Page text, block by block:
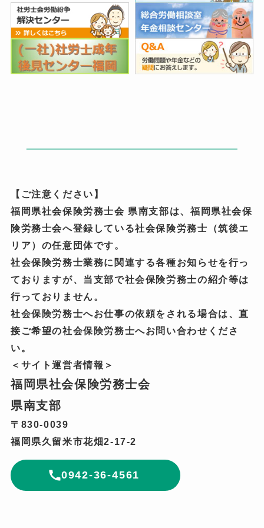
【ご注意ください】
福岡県社会保険労務士会 県南支部は、福岡県社会保
険労務士会へ登録している社会保険労務士（筑後エ
リア）の任意団体です。
社会保険労務士業務に関連する各種お知らせを行っ
ておりますが、当支部で社会保険労務士の紹介等は
行っておりません。
社会保険労務士へお仕事の依頼をされる場合は、直
接ご希望の社会保険労務士へお問い合わせくださ
い。
＜サイト運営者情報＞
福岡県社会保険労務士会
県南支部
〒830-0039
福岡県久留米市花畑2-17-2
0942-36-4561